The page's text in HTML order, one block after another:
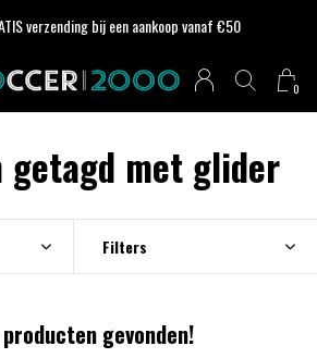
0
verzending bij een aankoop vanaf €50
getagd met glider
Filters
producten gevonden!